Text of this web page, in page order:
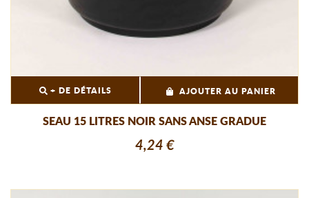
+ DE DÉTAILS AJOUTER AU PANIER
SEAU 15 LITRES NOIR SANS ANSE GRADUE
4,24 €